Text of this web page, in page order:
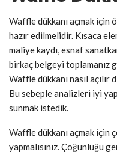
Waffle dükkanı açmak
hazır edilmelidir. Kısaca
maliye kaydı, esnaf
birkaç belgeyi toplamanız
Waffle dükkanı nasıl
Bu sebeple analizleri iyi
sunmak istedik.
Waffle dükkanı açmak
yapmalısınız. Çoğunluğu